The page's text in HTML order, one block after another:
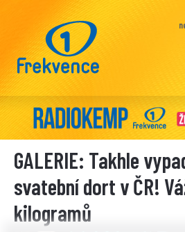
GALERIE: Takhle
svatební dort v ČR!
kilogramů